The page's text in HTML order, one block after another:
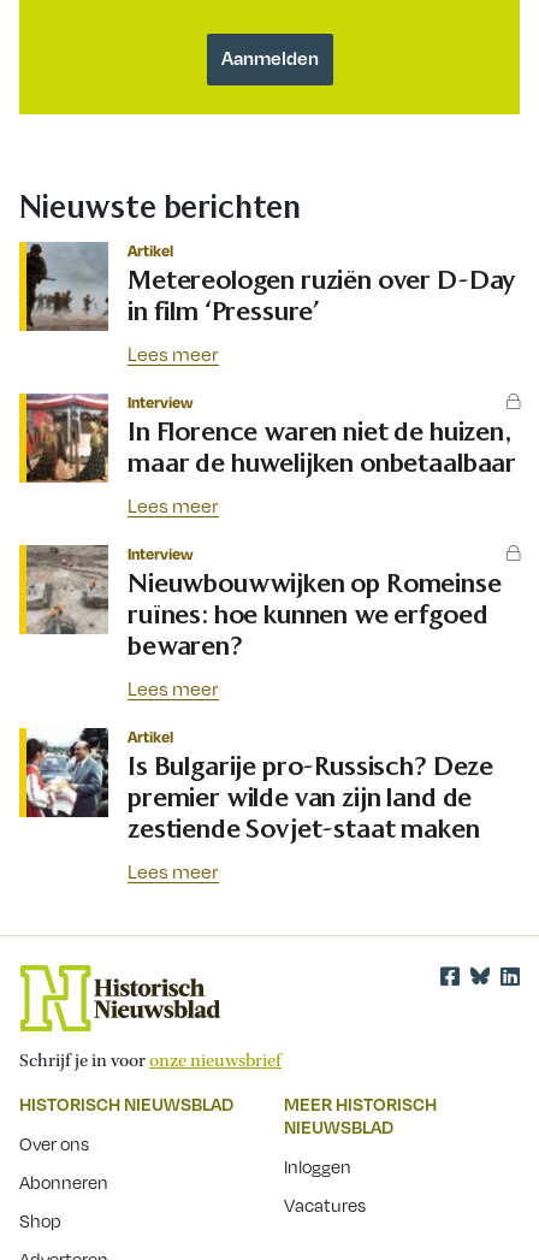
Nieuwste berichten
Artikel
Metereologen ruziën over D-Day
in film ‘Pressure’
Lees meer
Interview
In Florence waren niet de huizen,
maar de huwelijken onbetaalbaar
Lees meer
Interview
Nieuwbouwwijken op Romeinse
ruïnes: hoe kunnen we erfgoed
bewaren?
Lees meer
Artikel
Is Bulgarije pro-Russisch? Deze
premier wilde van zijn land de
zestiende Sovjet-staat maken
Lees meer
Schrijf je in vooronze nieuwsbrief
HISTORISCH NIEUWSBLAD
Over ons
Abonneren
Shop
MEER HISTORISCH
NIEUWSBLAD
Inloggen
Vacatures